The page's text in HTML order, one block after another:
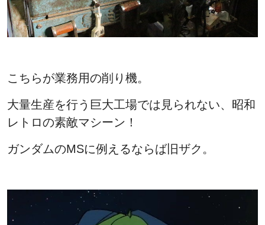
こちらが業務用の削り機。
大量生産を行う巨大工場では見られない、昭和
レトロの素敵マシーン！
ガンダムのMSに例えるならば旧ザク。